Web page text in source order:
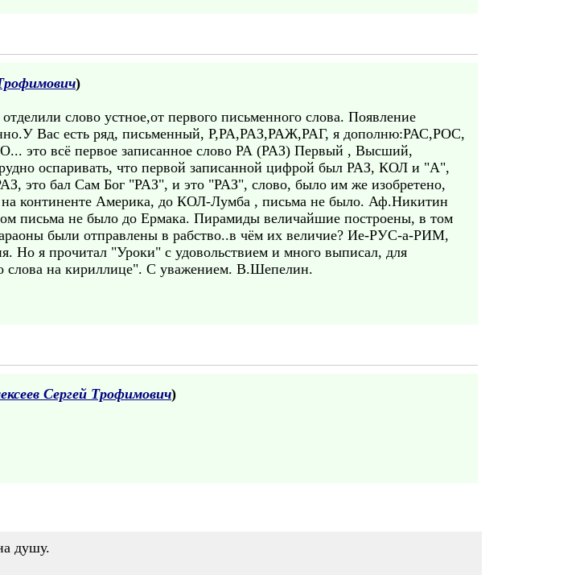
)
слово устное,от первого письменного слова. Появление
Вас есть ряд, письменный, Р,РА,РАЗ,РАЖ,РАГ, я дополню:РАС,РОС,
всё первое записанное слово РА (РАЗ) Первый , Высший,
оспаривать, что первой записанной цифрой был РАЗ, КОЛ и "А",
это бал Сам Бог "РАЗ", и это "РАЗ", слово, было им же изобретено,
континенте Америка, до КОЛ-Лумба , письма не было. Аф.Никитин
письма не было до Ермака. Пирамиды величайшие построены, в том
были отправлены в рабство..в чём их величие? Ие-РУС-а-РИМ,
Но я прочитал "Уроки" с удовольствием и много выписал, для
слова на кириллице". С уважением. В.Шепелин.
Сергей Трофимович)
душу.